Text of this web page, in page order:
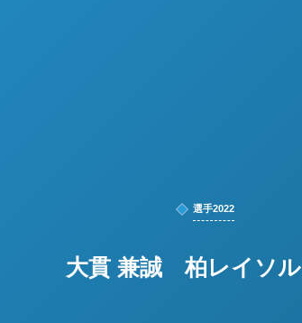
選手2022
大貫 兼誠 柏レイソ